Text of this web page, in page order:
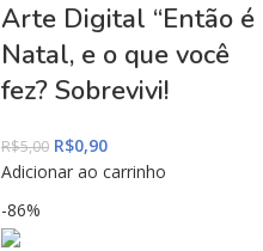
Arte Digital “Então é
Natal, e o que você
fez? Sobrevivi!
R$5,00 R$0,90
Adicionar ao carrinho
-86%